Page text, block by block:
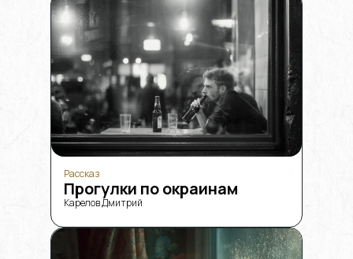
Рассказ
Прогулки по окраинам
Карелов Дмитрий